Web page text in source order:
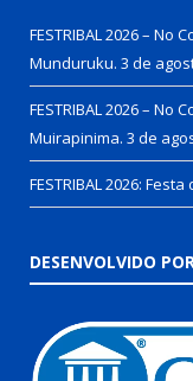
FESTRIBAL 2026 –
Munduruku. 3 de
FESTRIBAL 2026 –
Muirapinima. 3 de
FESTRIBAL 2026:
DESENVOLVIDO